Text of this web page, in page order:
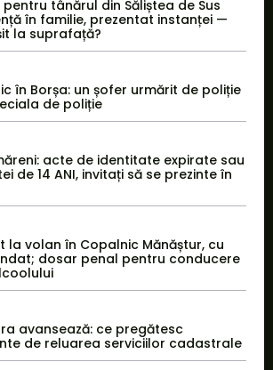
tânărul din Săliștea de Sus
în familie, prezentat instanței —
la suprafață?
în Borșa: un șofer urmărit de poliție
de poliție
acte de identitate expirate sau
de 14 ANI, invitați să se prezinte în
la volan în Copalnic Mănăștur, cu
dosar penal pentru conducere
avansează: ce pregătesc
de reluarea serviciilor cadastrale